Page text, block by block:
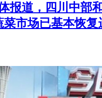
报道，四川中部
菜市场已基本恢复